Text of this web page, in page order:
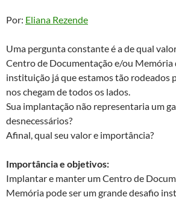
Por: Eliana Rezende
Uma pergunta constante é a de qual
Centro de Documentação e/ou Memória
instituição já que estamos tão rodeados
nos chegam de todos os lados.
Sua implantação não representaria um
desnecessários?
Afinal, qual seu valor e importância?
Importância e objetivos:
Implantar e manter um Centro de
Memória pode ser um grande desafio